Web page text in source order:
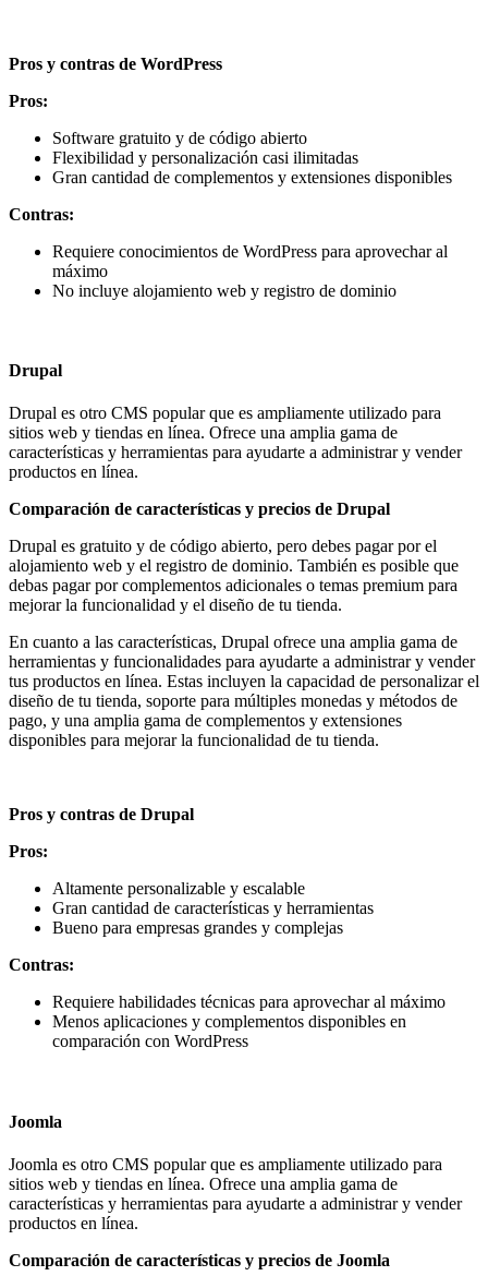
Pros y contras de WordPress
Pros:
Software gratuito y de código abierto
Flexibilidad y personalización casi ilimitadas
Gran cantidad de complementos y extensiones disponibles
Contras:
Requiere conocimientos de WordPress para aprovechar al
máximo
No incluye alojamiento web y registro de dominio
Drupal
Drupal es otro CMS popular que es ampliamente utilizado para
sitios web y tiendas en línea. Ofrece una amplia gama de
características y herramientas para ayudarte a administrar y vender
productos en línea.
Comparación de características y precios de Drupal
Drupal es gratuito y de código abierto, pero debes pagar por el
alojamiento web y el registro de dominio. También es posible que
debas pagar por complementos adicionales o temas premium para
mejorar la funcionalidad y el diseño de tu tienda.
En cuanto a las características, Drupal ofrece una amplia gama de
herramientas y funcionalidades para ayudarte a administrar y vender
tus productos en línea. Estas incluyen la capacidad de personalizar el
diseño de tu tienda, soporte para múltiples monedas y métodos de
pago, y una amplia gama de complementos y extensiones
disponibles para mejorar la funcionalidad de tu tienda.
Pros y contras de Drupal
Pros:
Altamente personalizable y escalable
Gran cantidad de características y herramientas
Bueno para empresas grandes y complejas
Contras:
Requiere habilidades técnicas para aprovechar al máximo
Menos aplicaciones y complementos disponibles en
comparación con WordPress
Joomla
Joomla es otro CMS popular que es ampliamente utilizado para
sitios web y tiendas en línea. Ofrece una amplia gama de
características y herramientas para ayudarte a administrar y vender
productos en línea.
Comparación de características y precios de Joomla